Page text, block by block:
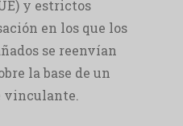
y estrictos
en los que los
se reenvían
la base de un
vinculante.